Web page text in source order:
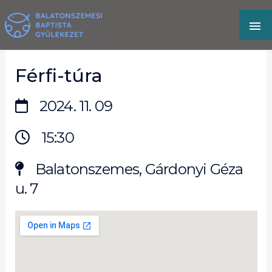
to
content
Férfi-túra
2024. 11. 09
15:30
Balatonszemes, Gárdonyi Géza
u. 7